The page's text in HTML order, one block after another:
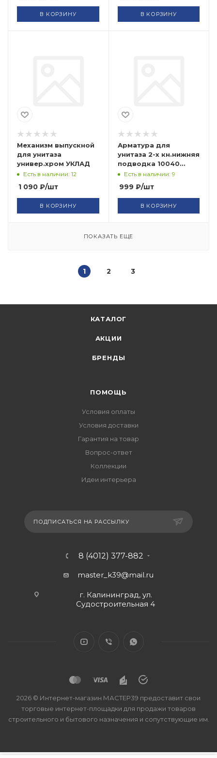
В КОРЗИНУ В КОРЗИНУ
Механизм выпускной
для унитаза
универ.хром УКЛАД
Есть в наличии: 12
1 090 ₽/шт
В КОРЗИНУ
Арматура для
унитаза 2-х кн.нижняя
подводка 10040
Articplast САНАКС
Есть в наличии: 9
999 ₽/шт
В КОРЗИНУ
ПОКАЗАТЬ ЕЩЕ
1 2 3
КАТАЛОГ
АКЦИИ
БРЕНДЫ
ПОМОЩЬ
Условия оплаты
Условия доставки
Гарантия на товар
Вопрос-ответ
Коллекции
Идеи интерьера
ПОДПИСАТЬСЯ НА РАССЫЛКУ
8 (4012) 377-882
master_k39@mail.ru
г. Калининград, ул.
Судостроительная 4
2026 © Интернет-магазин МАСТЕР39 предоставит свои
торговые интернет-площадки для продажи товаров
строительного и бытового назначения и сопутствующие им.